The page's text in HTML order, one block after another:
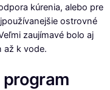
kúrenia, alebo pre
ostrovné
zaujímavé bolo aj
až k vode.